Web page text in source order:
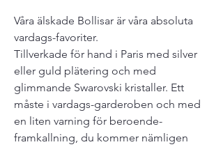
Våra älskade Bollisar är våra absoluta
vardags-favoriter.
Tillverkade för hand i Paris med silver
eller guld plätering och med
glimmande Swarovski kristaller. Ett
måste i vardags-garderoben och med
en liten varning för beroende-
framkallning, du kommer nämligen